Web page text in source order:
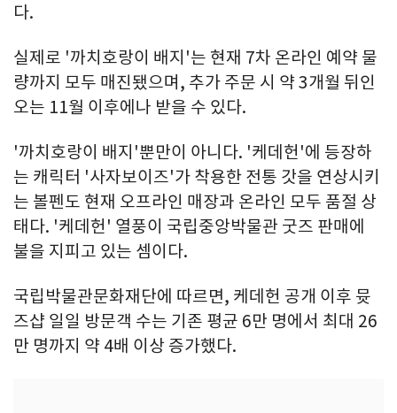
다.
실제로 '까치호랑이 배지'는 현재 7차 온라인 예약 물
량까지 모두 매진됐으며, 추가 주문 시 약 3개월 뒤인
오는 11월 이후에나 받을 수 있다.
'까치호랑이 배지'뿐만이 아니다. '케데헌'에 등장하
는 캐릭터 '사자보이즈'가 착용한 전통 갓을 연상시키
는 볼펜도 현재 오프라인 매장과 온라인 모두 품절 상
태다. '케데헌' 열풍이 국립중앙박물관 굿즈 판매에
불을 지피고 있는 셈이다.
국립박물관문화재단에 따르면, 케데헌 공개 이후 뮷
즈샵 일일 방문객 수는 기존 평균 6만 명에서 최대 26
만 명까지 약 4배 이상 증가했다.